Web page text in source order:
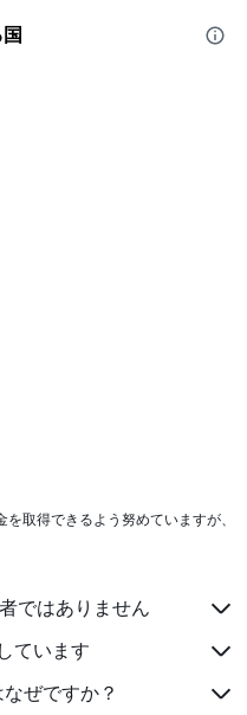
取得できるよう努めていますが、
ではありません
ています
ぜですか？